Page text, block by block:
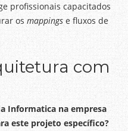
profissionais capacitados
osmappings e fluxos de
com
Informatica na empresa
este projeto específico?